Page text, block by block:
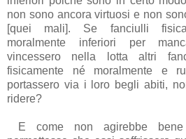
non sono ancora virtuosi e non
[quei mali]. Se fanciulli
moralmente inferiori per
vincessero nella lotta altri
fisicamente né moralmente e
portassero via i loro begli abiti,
ridere?
E come non agirebbe